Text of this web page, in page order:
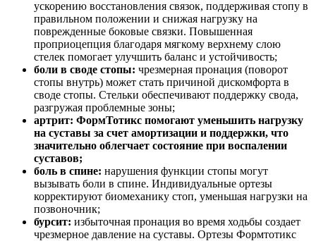
ускорению восстановления связок, поддерживая стопу в
правильном положении и снижая нагрузку на
поврежденные боковые связки. Повышенная
проприоцепция благодаря мягкому верхнему слою
стелек помогает улучшить баланс и устойчивость;
боли в своде стопы: чрезмерная пронация (поворот
стопы внутрь) может стать причиной дискомфорта в
своде стопы. Стельки обеспечивают поддержку свода,
разгружая проблемные зоны;
артрит: ФормТотикс помогают уменьшить нагрузку
на суставы за счет амортизации и поддержки, что
значительно облегчает состояние при воспалении
суставов;
боль в спине: нарушения функции стопы могут
вызывать боли в спине. Индивидуальные ортезы
корректируют биомеханику стоп, уменьшая нагрузки на
позвоночник;
бурсит: избыточная пронация во время ходьбы создает
чрезмерное давление на суставы. Ортезы Формтотикс